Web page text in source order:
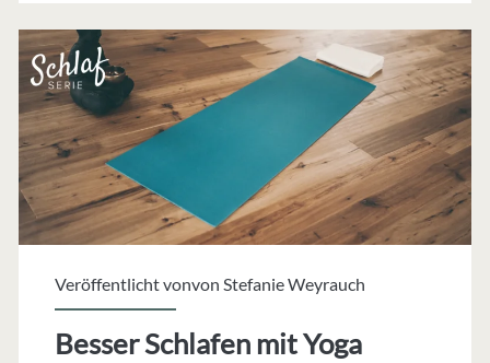
helfen
kann
Veröffentlicht vonvon Stefanie Weyrauch
Besser Schlafen mit Yoga